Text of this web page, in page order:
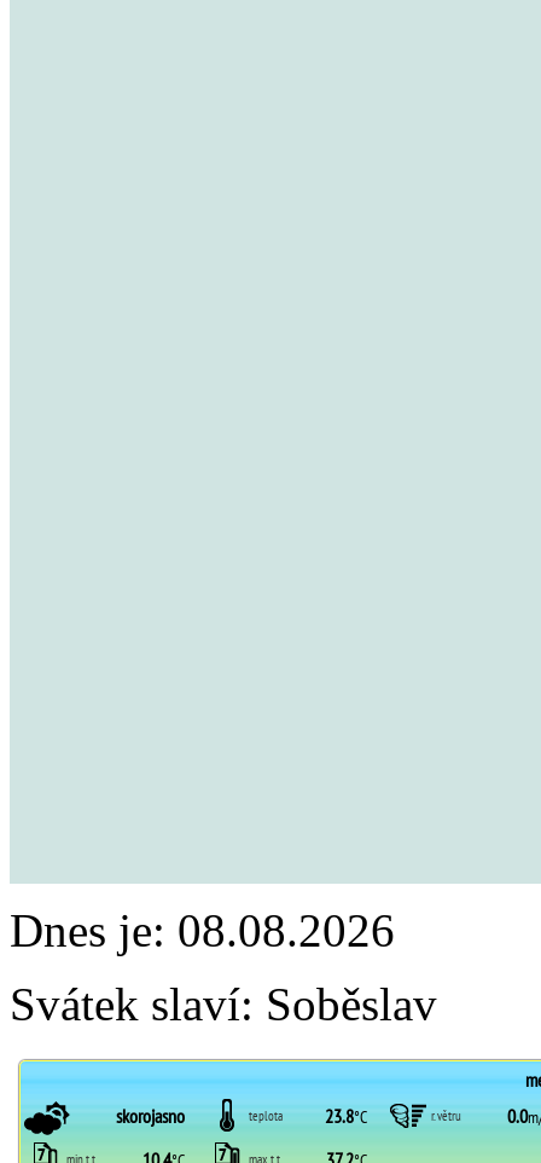
Dnes je: 08.08.2026
Svátek slaví: Soběslav